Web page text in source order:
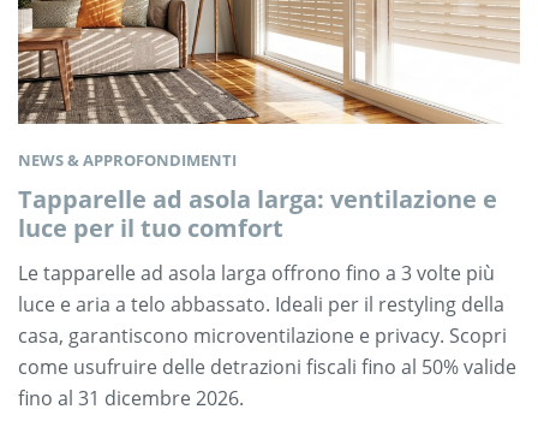
NEWS & APPROFONDIMENTI
Tapparelle ad asola larga: ventilazione e
luce per il tuo comfort
Le tapparelle ad asola larga offrono fino a 3 volte più
luce e aria a telo abbassato. Ideali per il restyling della
casa, garantiscono microventilazione e privacy. Scopri
come usufruire delle detrazioni fiscali fino al 50% valide
fino al 31 dicembre 2026.